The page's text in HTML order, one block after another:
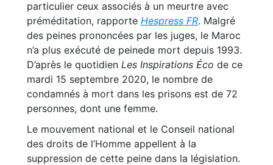
particulier ceux associés à un meurtre avec
préméditation, rapporte Hespress FR. Malgré
des peines prononcées par les juges, le Maroc
n’a plus exécuté de peinede mort depuis 1993.
D’après le quotidien Les Inspirations Éco de ce
mardi 15 septembre 2020, le nombre de
condamnés à mort dans les prisons est de 72
personnes, dont une femme.
Le mouvement national et le Conseil national
des droits de l’Homme appellent à la
suppression de cette peine dans la législation.